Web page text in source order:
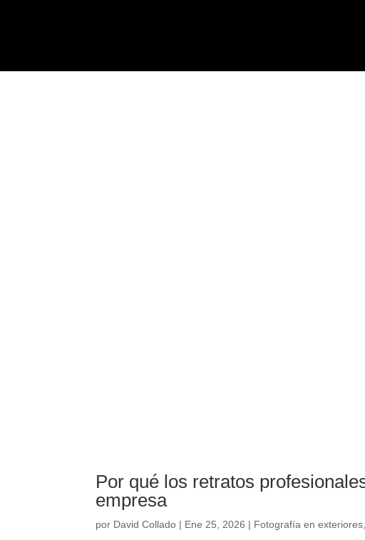
Por qué los retratos
empresa
por David Collado | Ene 25, 2026 | Fotografía en exteriores